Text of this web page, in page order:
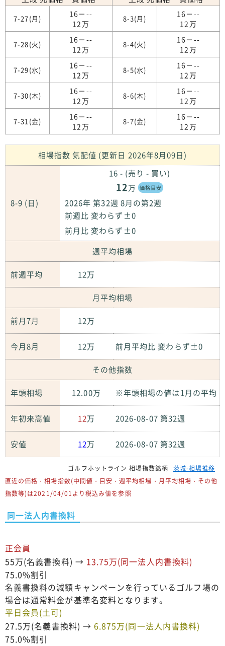
7-27(月)
16－--
12万
7-28(火)
16－--
12万
7-29(水)
16－--
12万
7-30(木)
16－--
12万
7-31(金)
16－--
12万
8-3(月)
16－--
12万
8-4(火)
16－--
12万
8-5(水)
16－--
12万
8-6(木)
16－--
12万
8-7(金)
16－--
12万
相場指数 気配値 (更新日 2026年8月09日)
8-9 (日)
16 - (売り - 買い)
12万 価格目安
2026年 第32週 8月の第2週
前週比 変わらず±0
前月比 変わらず±0
週平均相場
前週平均 12万
月平均相場
前月7月 12万
今月8月 12万 前月平均比 変わらず±0
その他指数
年頭相場 12.00万 ※年頭相場の値は1月の平均
年初来高値 12万 2026-08-07 第32週
安値 12万 2026-08-07 第32週
ゴルフホットライン 相場指数銘柄
茨城-相場推移
直近の価格・相場指数(中間値・目安・週平均相場・月平均相場・その他
指数等)は2021/04/01より税込み値を参照
同一法人内書換料
正会員
55万(名義書換料) → 13.75万(同一法人内書換料)
75.0%割引
名義書換料の減額キャンペーンを行っているゴルフ場の
場合は通常料金が基準名変料となります。
平日会員(土可)
27.5万(名義書換料) → 6.875万(同一法人内書換料)
75.0%割引